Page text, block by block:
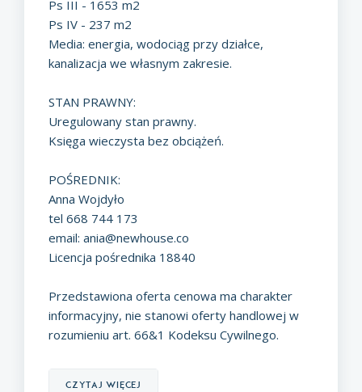
Ps III - 1653 m2
Ps IV - 237 m2
Media: energia, wodociąg przy działce,
kanalizacja we własnym zakresie.
STAN PRAWNY:
Uregulowany stan prawny.
Księga wieczysta bez obciążeń.
POŚREDNIK:
Anna Wojdyło
tel 668 744 173
email: ania@newhouse.co
Licencja pośrednika 18840
Przedstawiona oferta cenowa ma charakter
informacyjny, nie stanowi oferty handlowej w
rozumieniu art. 66&1 Kodeksu Cywilnego.
czytaj więcej